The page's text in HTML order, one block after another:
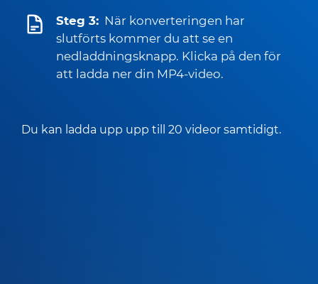
Steg 3: När konverteringen har
slutförts kommer du att se en
nedladdningsknapp. Klicka på den för
att ladda ner din MP4-video.
Du kan ladda upp upp till 20 videor samtidigt.